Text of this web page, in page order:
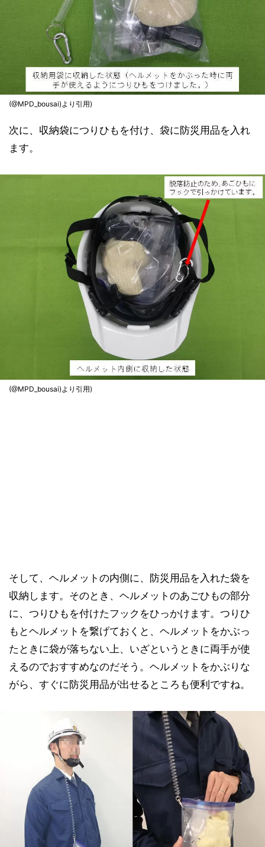
(@MPD_bousai)より引用)
次に、収納袋につりひもを付け、袋に防災用品を入れ
ます。
(@MPD_bousai)より引用)
そして、ヘルメットの内側に、防災用品を入れた袋を
収納します。そのとき、ヘルメットのあごひもの部分
に、つりひもを付けたフックをひっかけます。つりひ
もとヘルメットを繋げておくと、ヘルメットをかぶっ
たときに袋が落ちない上、いざというときに両手が使
えるのでおすすめなのだそう。ヘルメットをかぶりな
がら、すぐに防災用品が出せるところも便利ですね。